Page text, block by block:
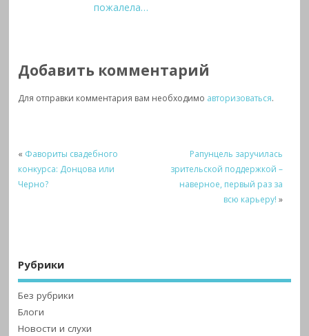
пожалела…
Добавить комментарий
Для отправки комментария вам необходимо авторизоваться.
« Фавориты свадебного
конкурса: Донцова или
Черно?
Рапунцель заручилась
зрительской поддержкой –
наверное, первый раз за
всю карьеру! »
Рубрики
Без рубрики
Блоги
Новости и слухи